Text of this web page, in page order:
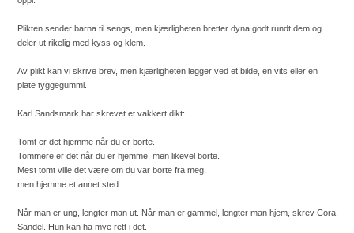
Plikten sender barna til sengs, men kjærligheten bretter dyna godt rundt dem og
deler ut rikelig med kyss og klem.
Av plikt kan vi skrive brev, men kjærligheten legger ved et bilde, en vits eller en
plate tyggegummi.
Karl Sandsmark har skrevet et vakkert dikt:
Tomt er det hjemme når du er borte.
Tommere er det når du er hjemme, men likevel borte.
Mest tomt ville det være om du var borte fra meg,
men hjemme et annet sted …
Når man er ung, lengter man ut. Når man er gammel, lengter man hjem, skrev Cora
Sandel. Hun kan ha mye rett i det.